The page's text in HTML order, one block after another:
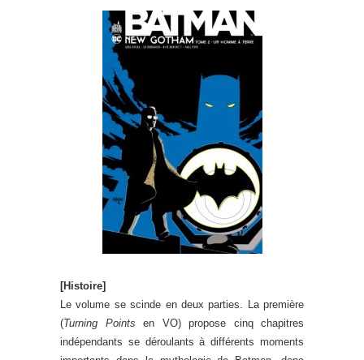
[Histoire]
Le volume se scinde en deux parties. La première
(Turning Points en VO) propose cinq chapitres
indépendants se déroulants à différents moments